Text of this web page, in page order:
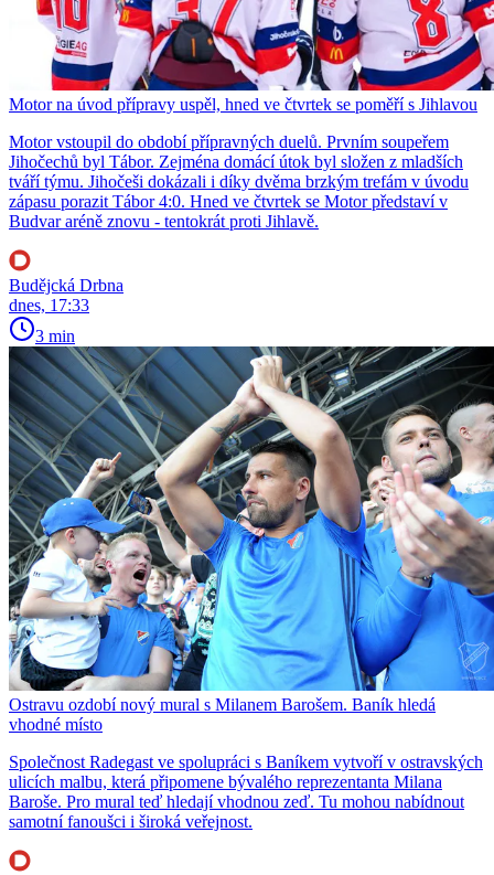
Motor na úvod přípravy uspěl, hned ve čtvrtek se poměří s Jihlavou
Motor vstoupil do období přípravných duelů. Prvním soupeřem
Jihočechů byl Tábor. Zejména domácí útok byl složen z mladších
tváří týmu. Jihočeši dokázali i díky dvěma brzkým trefám v úvodu
zápasu porazit Tábor 4:0. Hned ve čtvrtek se Motor představí v
Budvar aréně znovu - tentokrát proti Jihlavě.
Budějcká Drbna
dnes, 17:33
3 min
Ostravu ozdobí nový mural s Milanem Barošem. Baník hledá
vhodné místo
Společnost Radegast ve spolupráci s Baníkem vytvoří v ostravských
ulicích malbu, která připomene bývalého reprezentanta Milana
Baroše. Pro mural teď hledají vhodnou zeď. Tu mohou nabídnout
samotní fanoušci i široká veřejnost.